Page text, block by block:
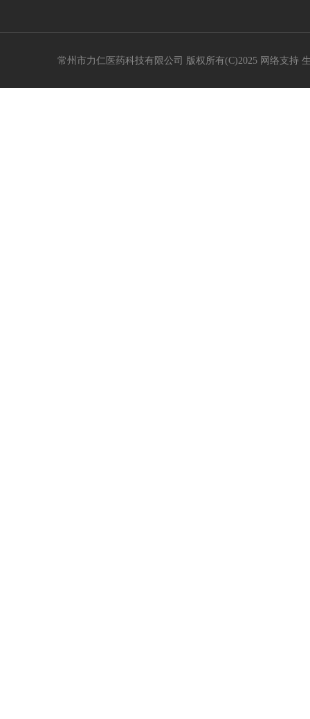
常州市力仁医药科技有限公司 版权所有(C)2025 网络支持